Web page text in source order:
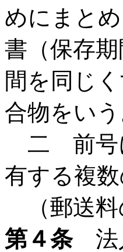
めにまと
書（保存
間を同じ
合物をい
二 前号
有する複
（郵送料
第４条